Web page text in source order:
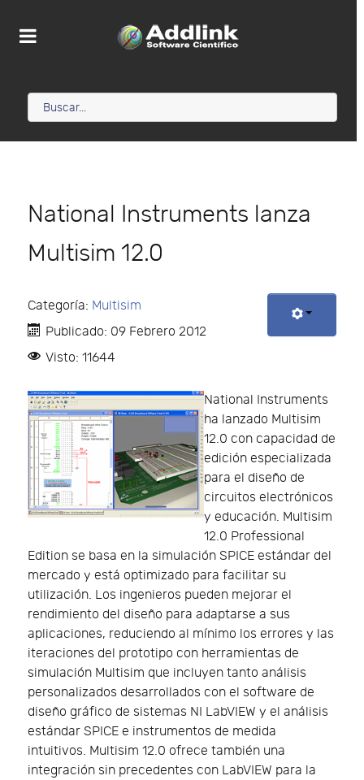
National Instruments lanza
Multisim 12.0
Categoría: Multisim
Publicado: 09 Febrero 2012
Visto: 11644
National Instruments
ha lanzado Multisim
12.0 con capacidad de
edición especializada
para el diseño de
circuitos electrónicos
y educación. Multisim
12.0 Professional
Edition se basa en la simulación SPICE estándar del
mercado y está optimizado para facilitar su
utilización. Los ingenieros pueden mejorar el
rendimiento del diseño para adaptarse a sus
aplicaciones, reduciendo al mínimo los errores y las
iteraciones del prototipo con herramientas de
simulación Multisim que incluyen tanto análisis
personalizados desarrollados con el software de
diseño gráfico de sistemas NI LabVIEW y el análisis
estándar SPICE e instrumentos de medida
intuitivos. Multisim 12.0 ofrece también una
integración sin precedentes con LabVIEW para la